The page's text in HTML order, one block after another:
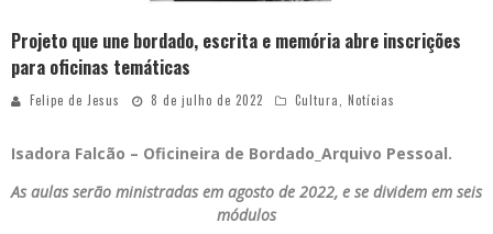
Projeto que une bordado, escrita e memória abre inscrições
para oficinas temáticas
Felipe de Jesus 8 de julho de 2022 Cultura, Notícias
Isadora Falcão – Oficineira de Bordado_Arquivo Pessoal.
As aulas serão ministradas em agosto de 2022, e se dividem em seis
módulos